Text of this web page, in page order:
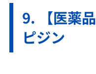
【医薬
ピジン